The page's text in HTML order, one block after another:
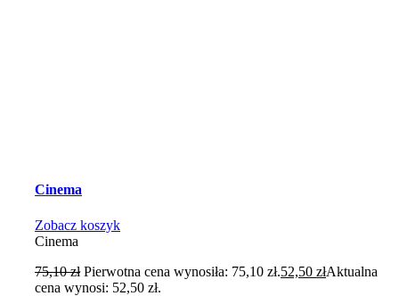
Cinema
Zobacz koszyk
Cinema
75,10zł Pierwotna cena wynosiła: 75,10 zł.52,50złAktualna
cena wynosi: 52,50 zł.